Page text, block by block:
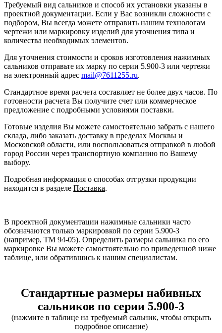
Требуемый вид сальников и способ их установки указаны в
проектной документации. Если у Вас возникли сложности с
подбором, Вы всегда можете отправить нашим технологам
чертежи или маркировку изделий для уточнения типа и
количества необходимых элементов.
Для уточнения стоимости и сроков изготовления нажимных
сальников отправьте их марку по серии 5.900-3 или чертежи
на электронный адрес mail@7611255.ru.
Стандартное время расчета составляет не более двух часов. По
готовности расчета Вы получите счет или коммерческое
предложение с подробными условиями поставки.
Готовые изделия Вы можете самостоятельно забрать с нашего
склада, либо заказать доставку в пределах Москвы и
Московской области, или воспользоваться отправкой в любой
город России через транспортную компанию по Вашему
выбору.
Подробная информация о способах отгрузки продукции
находится в разделе Поставка.
В проектной документации нажимные сальники часто
обозначаются только маркировкой по серии 5.900-3
(например, ТМ 94-05). Определить размеры сальника по его
маркировке Вы можете самостоятельно по приведенной ниже
таблице, или обратившись к нашим специалистам.
Стандартные размеры набивных
сальников по серии 5.900-3
(нажмите в таблице на требуемый сальник, чтобы открыть
подробное описание)